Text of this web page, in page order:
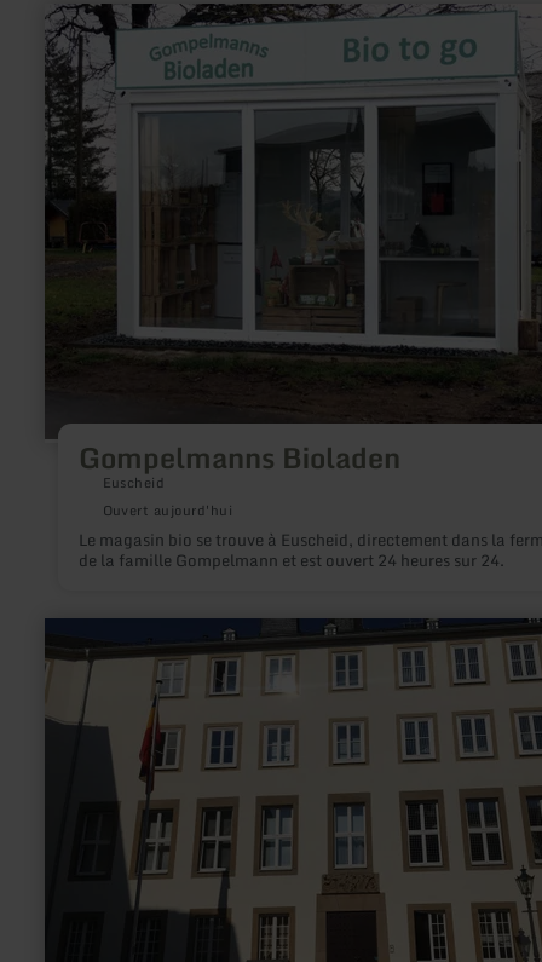
Gompelmanns Bioladen
Euscheid
Ouvert aujourd'hui
Le magasin bio se trouve à Euscheid, directement dans la
de la famille Gompelmann et est ouvert 24 heures sur 24.
en
savoir
plus
sur
:
Gompelmanns
Bioladen
savoir
plus
E-
"Stadtverwaltung"